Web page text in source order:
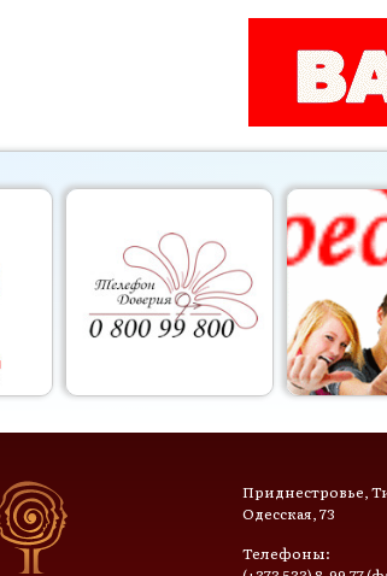
Приднестровье,
Одесская, 73
Телефоны: